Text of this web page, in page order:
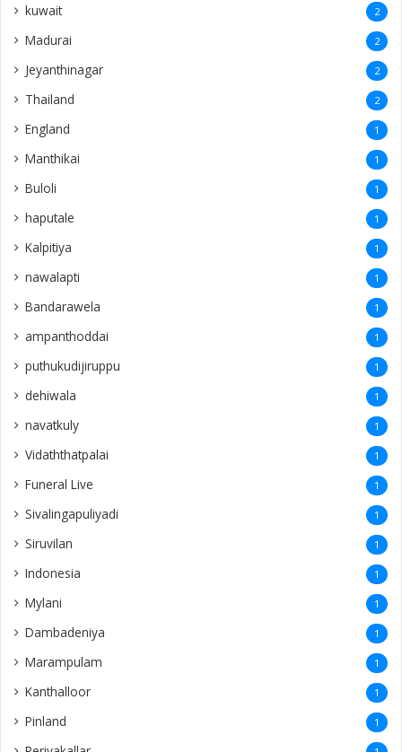
kuwait 2
Madurai 2
Jeyanthinagar 2
Thailand 2
England 1
Manthikai 1
Buloli 1
haputale 1
Kalpitiya 1
nawalapti 1
Bandarawela 1
ampanthoddai 1
puthukudijiruppu 1
dehiwala 1
navatkuly 1
Vidaththatpalai 1
Funeral Live 1
Sivalingapuliyadi 1
Siruvilan 1
Indonesia 1
Mylani 1
Dambadeniya 1
Marampulam 1
Kanthalloor 1
Pinland 1